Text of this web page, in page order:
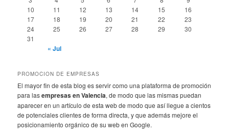
10
11 12 13 14 15
16
17
18 19 20 21 22
23
24
25 26 27 28 29
30
31
« Jul
PROMOCION DE EMPRESAS
El mayor fin de esta blog es servir como una plataforma de promoción
para lasempresas en Valencia, de modo que las mismas puedan
aparecer en un artículo de esta web de modo que así llegue a cientos
de potenciales clientes de forma directa, y que además mejore el
posicionamiento orgánico de su web en Google.